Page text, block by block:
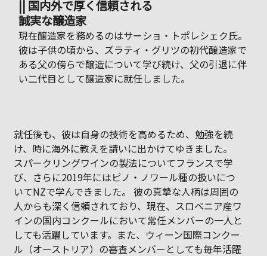
|| 国内外で厚く信頼される
誠実な醸造家
現在醸造家を務めるのはサーショ・トポレシェク氏。
彼は子供の頃から、ズラティ・グリツの初代醸造家で
ある父の傍らで醸造について学び続け、父の引退に伴
い二代目として醸造家に就任しました。
就任後も、彼は自身の技術を高めるため、勉強を続
け、時に海外に教えを請いに出かけてゆきました。
スパークリングワインの製法についてフランスで学
び、さらに2019年にはピノ・ノワール種の扱いにつ
いてNZで学んできました。 彼の真摯な人柄は周囲の
人からも深く信頼されており、現在、スロベニア産ワ
インの国内コンクールにおいて常任メンバーの一人と
しても活躍しています。また、ウィーン国際コンクー
ル（オーストリア）の審査メンバーとしても毎年活躍